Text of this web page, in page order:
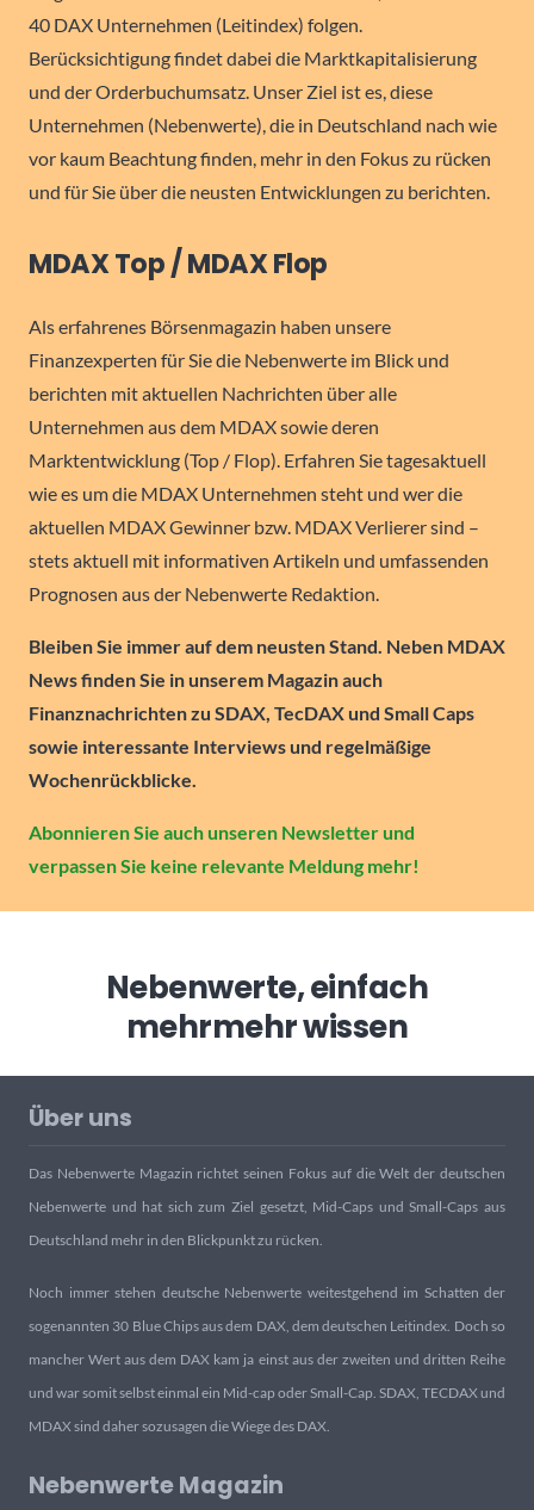
40 DAX Unternehmen (Leitindex) folgen.
Berücksichtigung findet dabei die Marktkapitalisierung
und der Orderbuchumsatz. Unser Ziel ist es, diese
Unternehmen (Nebenwerte), die in Deutschland nach wie
vor kaum Beachtung finden, mehr in den Fokus zu rücken
und für Sie über die neusten Entwicklungen zu berichten.
MDAX Top / MDAX Flop
Als erfahrenes Börsenmagazin haben unsere
Finanzexperten für Sie die Nebenwerte im Blick und
berichten mit aktuellen Nachrichten über alle
Unternehmen aus dem MDAX sowie deren
Marktentwicklung (Top / Flop). Erfahren Sie tagesaktuell
wie es um die MDAX Unternehmen steht und wer die
aktuellen MDAX Gewinner bzw. MDAX Verlierer sind –
stets aktuell mit informativen Artikeln und umfassenden
Prognosen aus der Nebenwerte Redaktion.
Bleiben Sie immer auf dem neusten Stand. Neben MDAX
News finden Sie in unserem Magazin auch
Finanznachrichten zu SDAX, TecDAX und Small Caps
sowie interessante Interviews und regelmäßige
Wochenrückblicke.
Abonnieren Sie auch unseren Newsletter und
verpassen Sie keine relevante Meldung mehr!
Nebenwerte, einfach
mehrmehr wissen
Über uns
Das Nebenwerte Magazin richtet seinen Fokus auf die Welt der deutschen
Nebenwerte und hat sich zum Ziel gesetzt, Mid-Caps und Small-Caps aus
Deutschland mehr in den Blickpunkt zu rücken.
Noch immer stehen deutsche Nebenwerte weitestgehend im Schatten der
sogenannten 30 Blue Chips aus dem DAX, dem deutschen Leitindex. Doch so
mancher Wert aus dem DAX kam ja einst aus der zweiten und dritten Reihe
und war somit selbst einmal ein Mid-cap oder Small-Cap. SDAX, TECDAX und
MDAX sind daher sozusagen die Wiege des DAX.
Nebenwerte Magazin